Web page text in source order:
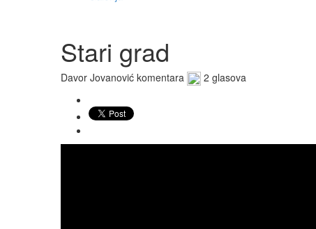
Stari grad
Davor Jovanović komentara 2 glasova